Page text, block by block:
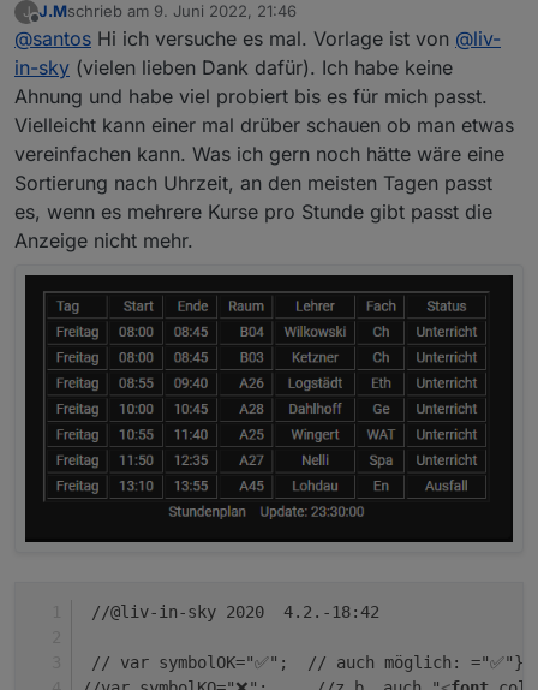
Ich habe noch keine Idee, wie man es am besten
darstellen kann. Vielleicht teilt jemand sein Projekt mit
uns und gibt uns neue Inspirationen.
Gruß
Ole
J
Offline
J.Mschrieb am 9. Juni 2022, 21:46
zuletzt editiert von
@santos Hi ich versuche es mal. Vorlage ist von @liv-
in-sky (vielen lieben Dank dafür). Ich habe keine
Ahnung und habe viel probiert bis es für mich passt.
Vielleicht kann einer mal drüber schauen ob man etwas
vereinfachen kann. Was ich gern noch hätte wäre eine
Sortierung nach Uhrzeit, an den meisten Tagen passt
es, wenn es mehrere Kurse pro Stunde gibt passt die
Anzeige nicht mehr.
//@liv-in-sky 2020  4.2.-18:42
// var symbolOK="✅";  // auch möglich: